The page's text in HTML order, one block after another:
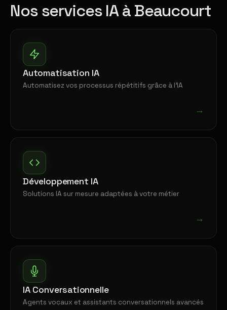
Nos services IA à Beaucourt
Automatisation IA
Automatisez vos processus répétitifs grâce à l'IA
→
Développement IA
Solutions IA sur mesure adaptées à votre métier
→
IA Conversationnelle
Agents vocaux et assistants conversationnels avancés